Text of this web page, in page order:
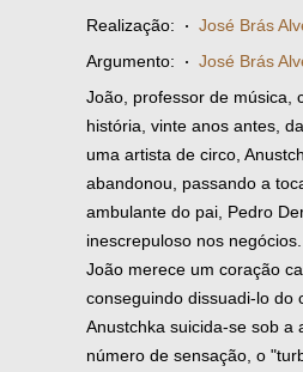
Realização: · José Brás
Argumento: · José Brás
João, professor de música,
história, vinte anos antes,
uma artista de circo,
abandonou, passando a
ambulante do pai, Pedro
inescrepuloso nos
João merece um coração
conseguindo dissuadi-lo do
Anustchka suicida-se sob a
número de sensação, o